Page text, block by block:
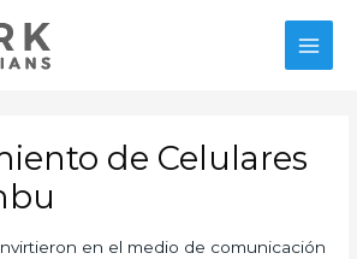
de Celulares
en el medio de comunicación